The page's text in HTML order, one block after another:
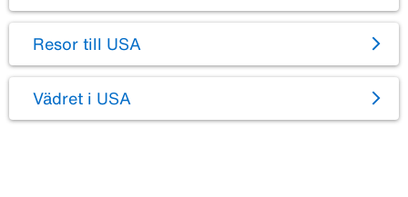
Resor till USA
Vädret i USA